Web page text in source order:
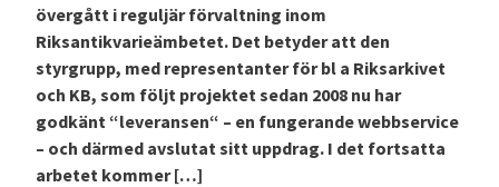
övergått i reguljär förvaltning inom
Riksantikvarieämbetet. Det betyder att den
styrgrupp, med representanter för bl a Riksarkivet
och KB, som följt projektet sedan 2008 nu har
godkänt “leveransen“ – en fungerande webbservice
– och därmed avslutat sitt uppdrag. I det fortsatta
arbetet kommer […]